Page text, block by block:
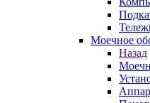
Моечное
Назад